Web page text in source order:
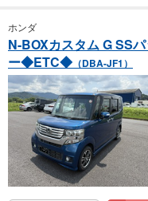
ホンダ
N-BOXカスタム G SS
ー◆ETC◆ （DBA-JF1）